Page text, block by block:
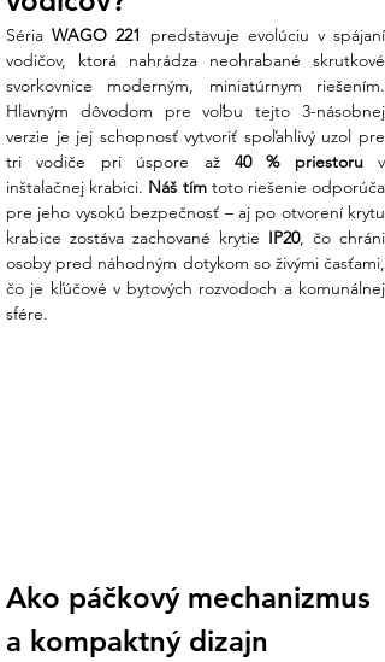
Hlavné prednosti svorky WAGO 221-413:
Efektívne rozvetvovanie:Ideálna voľba
pre miesta, kde potrebujete prepojiť
prívod s dvoma ďalšími smermi (napr. pri
zapájaní svetelných okruhov alebo v
rozvádzacích krabiciach).
Pre všetky typy vodičov:Svorka bez
problémov fixuje plné drôty,
viaczväzkové laná aj jemne lanené
zasunutia. Integrované testovacie otvory
dovoľujú merať napätie skúšačkou bez
rozoberania spoja.
Séria WAGO 221
predstavuje evolúciu v spájaní
vodičov, ktorá nahrádza neohrabané skrutkové
svorkovnice moderným, miniatúrnym riešením.
Hlavným dôvodom pre voľbu tejto 3-násobnej
verzie je jej schopnosť vytvoriť spoľahlivý uzol pre
tri vodiče pri úspore až 40 % priestoru v
inštalačnej krabici. Náš tím toto riešenie odporúča
pre jeho vysokú bezpečnosť – aj po otvorení krytu
krabice zostáva zachované krytie IP20, čo chráni
osoby pred náhodným dotykom so živými časťami,
čo je kľúčové v bytových rozvodoch a komunálnej
sfére.
Ako páčkový mechanizmus
a kompaktný dizajn